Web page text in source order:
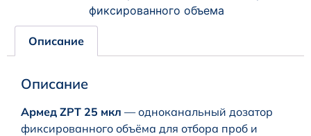
фиксированного объема
Описание
Описание
Армед ZPT 25 мкл — одноканальный дозатор
фиксированного объёма для отбора проб и